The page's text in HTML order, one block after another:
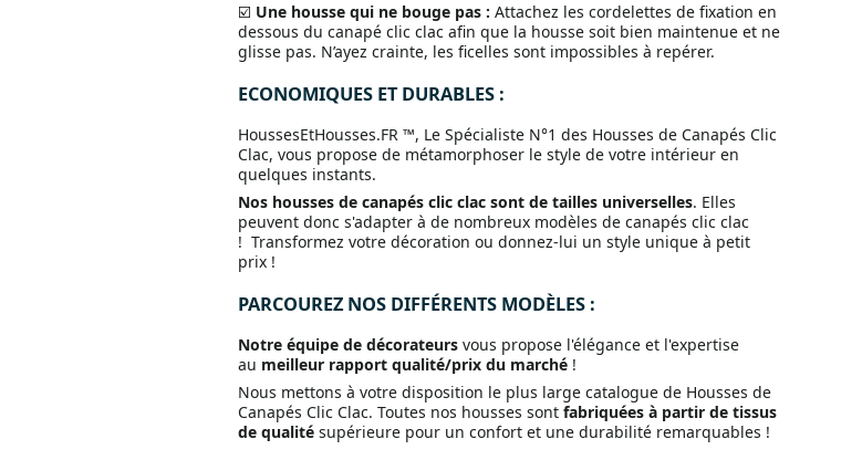
☑️ Une housse qui ne bouge pas : Attachez les cordelettes de fixation en
dessous du canapé clic clac afin que la housse soit bien maintenue et ne
glisse pas. N’ayez crainte, les ficelles sont impossibles à repérer.
ECONOMIQUES ET DURABLES :
HoussesEtHousses.FR ™, Le Spécialiste N°1 des Housses de Canapés Clic
Clac, vous propose de métamorphoser le style de votre intérieur en
quelques instants.
Nos housses de canapés clic clac sont de tailles universelles. Elles
peuvent donc s'adapter à de nombreux modèles de canapés clic clac
! Transformez votre décoration ou donnez-lui un style unique à petit
prix !
PARCOUREZ NOS DIFFÉRENTS MODÈLES :
Notre équipe de décorateurs vous propose l'élégance et l'expertise
au meilleur rapport qualité/prix du marché !
Nous mettons à votre disposition le plus large catalogue de Housses de
Canapés Clic Clac. Toutes nos housses sont fabriquées à partir de tissus
de qualité supérieure pour un confort et une durabilité remarquables !